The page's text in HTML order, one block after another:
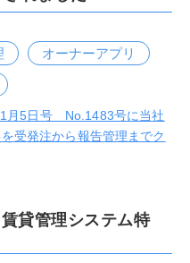
オーナーアプリ
月5日号 No.1483号に当社
受発注から報告管理までク
貸管理システム特